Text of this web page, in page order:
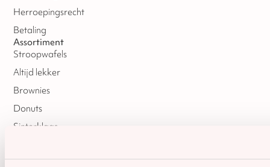
Herroepingsrecht
Betaling
Assortiment
Stroopwafels
Altijd lekker
Brownies
Donuts
Sinterklaas